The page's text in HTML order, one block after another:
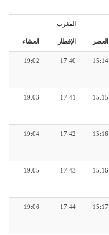
العصر
المغرب
الإفطار العشاء
15:14
17:40
19:02
15:15
17:41
19:03
15:16
17:42
19:04
15:16
17:43
19:05
15:17
17:44
19:06